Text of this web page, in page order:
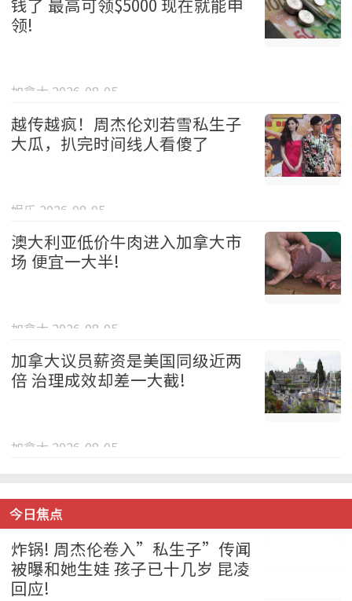
领!
加拿大 2026-08-05
越传越疯！周杰伦刘若雪私生子
大瓜，扒完时间线人看傻了
娱乐 2026-08-05
澳大利亚低价牛肉进入加拿大市
场 便宜一大半!
加拿大 2026-08-05
加拿大议员薪资是美国同级近两
倍 治理成效却差一大截!
加拿大 2026-08-05
今日焦点
炸锅! 周杰伦卷入”私生子”传闻
被曝和她生娃 孩子已十几岁 昆凌
回应!